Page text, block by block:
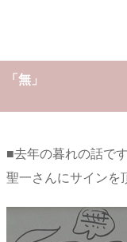
「無」
■去年の暮れの話で
聖一さんにサインを